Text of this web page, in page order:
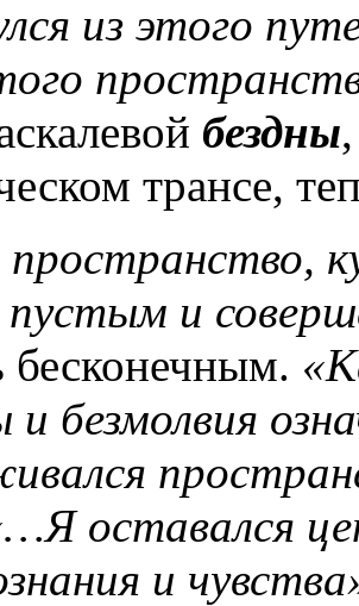
из этого
бездны
трансе,
и
бесконечным.
безмолвия
оставался
и